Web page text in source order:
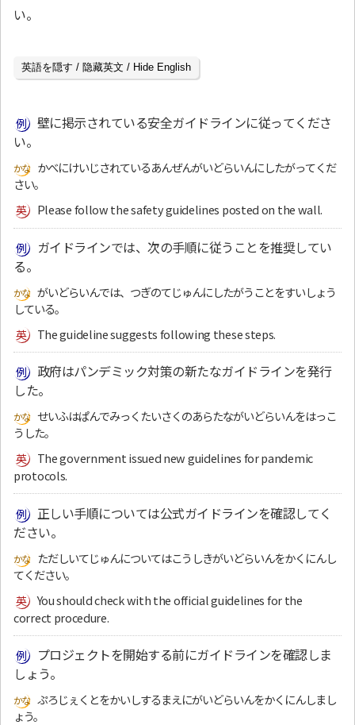
い。
英語を隠す / 隐藏英文 / Hide English
壁に掲示されている安全ガイドラインに従ってくださ
い。
かべにけいじされているあんぜんがいどらいんにしたがってくだ
さい。
Please follow the safety guidelines posted on the wall.
ガイドラインでは、次の手順に従うことを推奨してい
る。
がいどらいんでは、つぎのてじゅんにしたがうことをすいしょう
している。
The guideline suggests following these steps.
政府はパンデミック対策の新たなガイドラインを発行
した。
せいふはぱんでみっくたいさくのあらたながいどらいんをはっこ
うした。
The government issued new guidelines for pandemic
protocols.
正しい手順については公式ガイドラインを確認してく
ださい。
ただしいてじゅんについてはこうしきがいどらいんをかくにんし
てください。
You should check with the official guidelines for the
correct procedure.
プロジェクトを開始する前にガイドラインを確認しま
しょう。
ぷろじぇくとをかいしするまえにがいどらいんをかくにんしまし
ょう。